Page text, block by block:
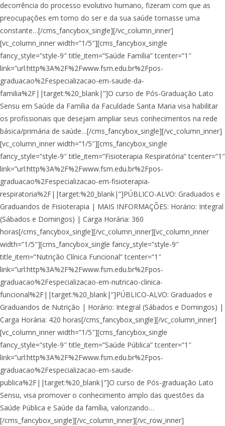
decorrência do processo evolutivo humano, fizeram com que as
preocupações em torno do ser e da sua saúde tornasse uma
constante…[/cms_fancybox_single][/vc_column_inner]
[vc_column_inner width=”1/5″][cms_fancybox_single
fancy_style=”style-9″ title_item=”Saúde Família” tcenter=”1″
link=”url:http%3A%2F%2Fwww.fsm.edu.br%2Fpos-
graduacao%2Fespecializacao-em-saude-da-
familia%2F||target:%20_blank|”]O curso de Pós-Graduação Lato
Sensu em Saúde da Família da Faculdade Santa Maria visa habilitar
os profissionais que desejam ampliar seus conhecimentos na rede
básica/primária de saúde…[/cms_fancybox_single][/vc_column_inner]
[vc_column_inner width=”1/5″][cms_fancybox_single
fancy_style=”style-9″ title_item=”Fisioterapia Respiratória” tcenter=”1″
link=”url:http%3A%2F%2Fwww.fsm.edu.br%2Fpos-
graduacao%2Fespecializacao-em-fisioterapia-
respiratoria%2F||target:%20_blank|”]PÚBLICO-ALVO: Graduados e
Graduandos de Fisioterapia | MAIS INFORMAÇÕES: Horário: Integral
(Sábados e Domingos) | Carga Horária: 360
horas[/cms_fancybox_single][/vc_column_inner][vc_column_inner
width=”1/5″][cms_fancybox_single fancy_style=”style-9″
title_item=”Nutrição Clínica Funcional” tcenter=”1″
link=”url:http%3A%2F%2Fwww.fsm.edu.br%2Fpos-
graduacao%2Fespecializacao-em-nutricao-clinica-
funcional%2F||target:%20_blank|”]PÚBLICO-ALVO: Graduados e
Graduandos de Nutrição | Horário: Integral (Sábados e Domingos) |
Carga Horária: 420 horas[/cms_fancybox_single][/vc_column_inner]
[vc_column_inner width=”1/5″][cms_fancybox_single
fancy_style=”style-9″ title_item=”Saúde Pública” tcenter=”1″
link=”url:http%3A%2F%2Fwww.fsm.edu.br%2Fpos-
graduacao%2Fespecializacao-em-saude-
publica%2F||target:%20_blank|”]O curso de Pós-graduação Lato
Sensu, visa promover o conhecimento amplo das questões da
Saúde Pública e Saúde da família, valorizando…
[/cms_fancybox_single][/vc_column_inner][/vc_row_inner]